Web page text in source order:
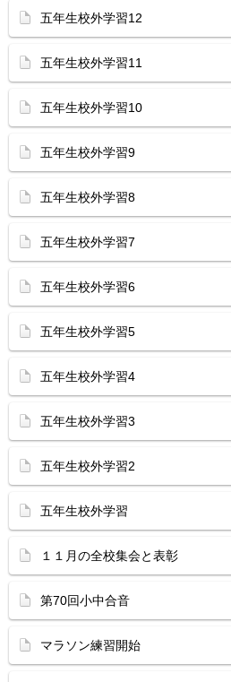
五年生校外学習12
五年生校外学習11
五年生校外学習10
五年生校外学習9
五年生校外学習8
五年生校外学習7
五年生校外学習6
五年生校外学習5
五年生校外学習4
五年生校外学習3
五年生校外学習2
五年生校外学習
１１月の全校集会と表彰
第70回小中合音
マラソン練習開始